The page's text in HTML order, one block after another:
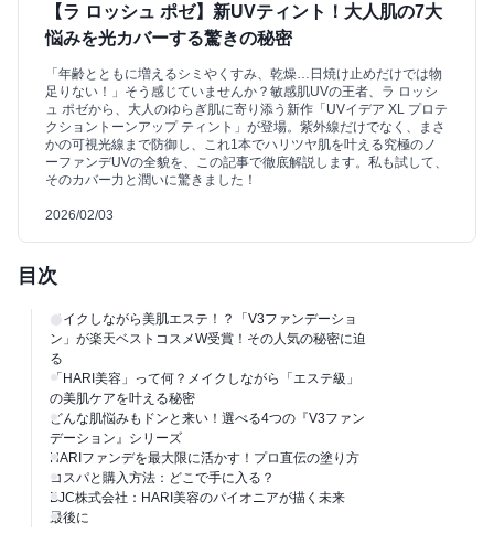
【ラ ロッシュ ポゼ】新UVティント！大人肌の7大
悩みを光カバーする驚きの秘密
「年齢とともに増えるシミやくすみ、乾燥…日焼け止めだけでは物
足りない！」そう感じていませんか？敏感肌UVの王者、ラ ロッシ
ュ ポゼから、大人のゆらぎ肌に寄り添う新作「UVイデア XL プロテ
クショントーンアップ ティント」が登場。紫外線だけでなく、まさ
かの可視光線まで防御し、これ1本でハリツヤ肌を叶える究極のノ
ーファンデUVの全貌を、この記事で徹底解説します。私も試して、
そのカバー力と潤いに驚きました！
2026/02/03
目次
メイクしながら美肌エステ！？「V3ファンデーショ
ン」が楽天ベストコスメW受賞！その人気の秘密に迫
る
「HARI美容」って何？メイクしながら「エステ級」
の美肌ケアを叶える秘密
どんな肌悩みもドンと来い！選べる4つの『V3ファン
デーション』シリーズ
HARIファンデを最大限に活かす！プロ直伝の塗り方
コスパと購入方法：どこで手に入る？
BJC株式会社：HARI美容のパイオニアが描く未来
最後に